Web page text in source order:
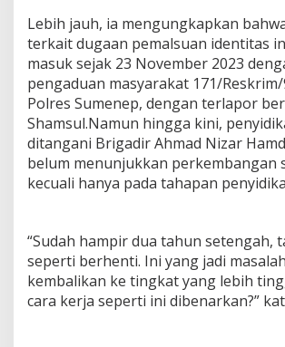
Lebih jauh, ia mengungkapkan
terkait dugaan pemalsuan identitas
masuk sejak 23 November 2023
pengaduan masyarakat 171/
Polres Sumenep, dengan terlapor
Shamsul.Namun hingga kini,
ditangani Brigadir Ahmad Nizar
belum menunjukkan perkembangan
kecuali hanya pada tahapan
“Sudah hampir dua tahun setengah,
seperti berhenti. Ini yang jadi
kembalikan ke tingkat yang lebih
cara kerja seperti ini dibenarkan?”